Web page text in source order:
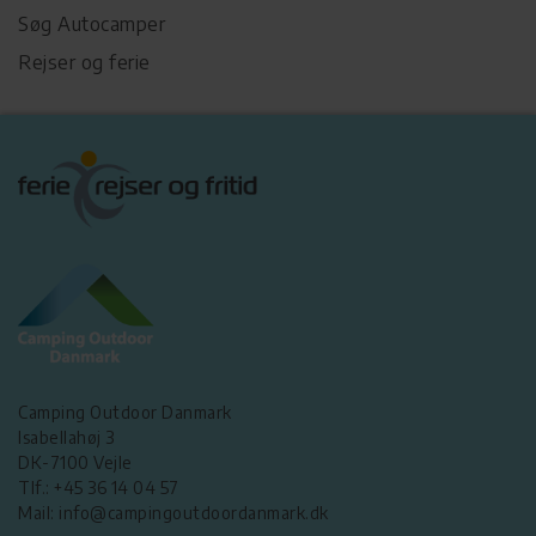
Søg Autocamper
Rejser og ferie
Camping Outdoor Danmark
Isabellahøj 3
DK-7100 Vejle
Tlf.: +45 36 14 04 57
Mail: info@campingoutdoordanmark.dk